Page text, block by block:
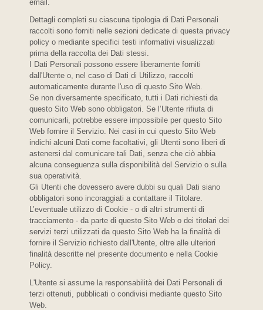
email.
Dettagli completi su ciascuna tipologia di Dati Personali
raccolti sono forniti nelle sezioni dedicate di questa privacy
policy o mediante specifici testi informativi visualizzati
prima della raccolta dei Dati stessi.
I Dati Personali possono essere liberamente forniti
dall'Utente o, nel caso di Dati di Utilizzo, raccolti
automaticamente durante l'uso di questo Sito Web.
Se non diversamente specificato, tutti i Dati richiesti da
questo Sito Web sono obbligatori. Se l’Utente rifiuta di
comunicarli, potrebbe essere impossibile per questo Sito
Web fornire il Servizio. Nei casi in cui questo Sito Web
indichi alcuni Dati come facoltativi, gli Utenti sono liberi di
astenersi dal comunicare tali Dati, senza che ciò abbia
alcuna conseguenza sulla disponibilità del Servizio o sulla
sua operatività.
Gli Utenti che dovessero avere dubbi su quali Dati siano
obbligatori sono incoraggiati a contattare il Titolare.
L’eventuale utilizzo di Cookie - o di altri strumenti di
tracciamento - da parte di questo Sito Web o dei titolari dei
servizi terzi utilizzati da questo Sito Web ha la finalità di
fornire il Servizio richiesto dall'Utente, oltre alle ulteriori
finalità descritte nel presente documento e nella Cookie
Policy.
L'Utente si assume la responsabilità dei Dati Personali di
terzi ottenuti, pubblicati o condivisi mediante questo Sito
Web.